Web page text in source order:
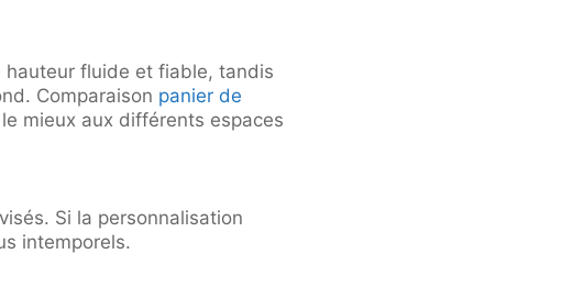
fluide et fiable, tandis
Comparaison panier de
mieux aux différents espaces
Si la personnalisation
intemporels.